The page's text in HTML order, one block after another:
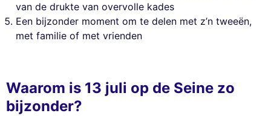
van de drukte van overvolle kades
Een bijzonder moment om te delen met z’n tweeën,
met familie of met vrienden
Waarom is 13 juli op de Seine zo
bijzonder?